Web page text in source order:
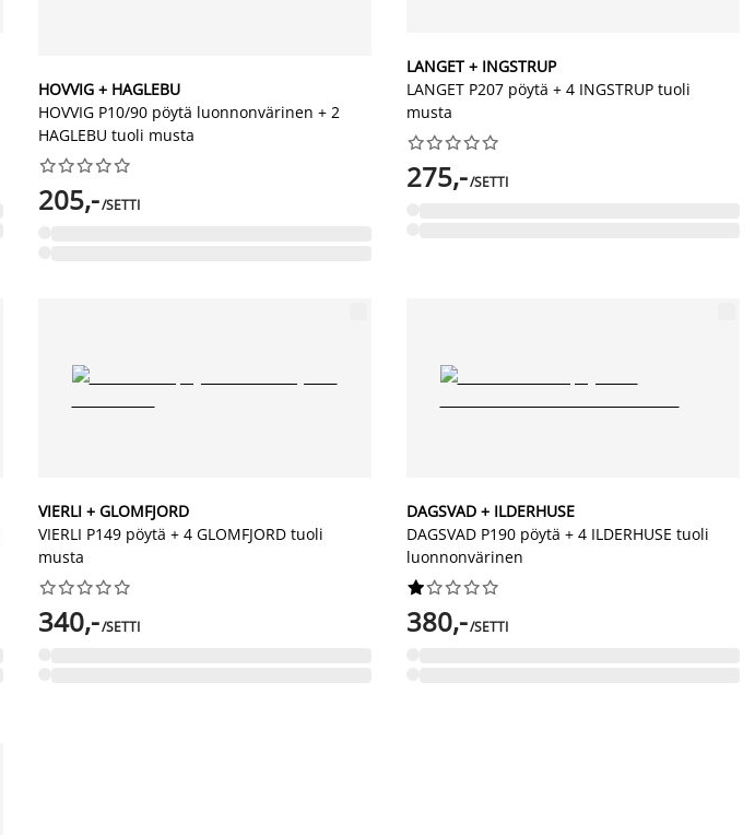
HOVVIG + HAGLEBU
HOVVIG P10/90 pöytä luonnonvärinen + 2
HAGLEBU tuoli musta






205,-/SETTI
LANGET + INGSTRUP
LANGET P207 pöytä + 4 INGSTRUP tuoli
musta






275,-/SETTI
VIERLI + GLOMFJORD
VIERLI P149 pöytä + 4 GLOMFJORD tuoli
musta






340,-/SETTI
DAGSVAD + ILDERHUSE
DAGSVAD P190 pöytä + 4 ILDERHUSE tuoli
luonnonvärinen






380,-/SETTI